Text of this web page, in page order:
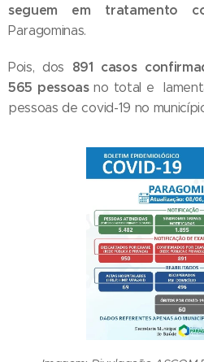
seguem em tratamento
Paragominas.
Pois, dos 891 casos
565 pessoasno total e
pessoas de covid-19 no